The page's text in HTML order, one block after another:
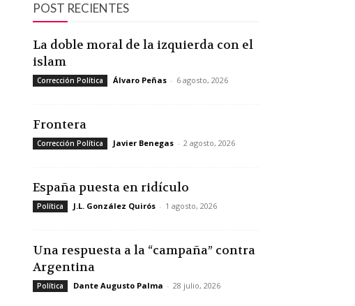
POST RECIENTES
La doble moral de la izquierda con el
islam
Corrección Política Álvaro Peñas - 6 agosto, 2026
Frontera
Corrección Política Javier Benegas - 2 agosto, 2026
España puesta en ridículo
Política J.L. González Quirós - 1 agosto, 2026
Una respuesta a la “campaña” contra
Argentina
Política Dante Augusto Palma - 28 julio, 2026